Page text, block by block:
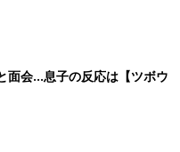
面会…息子の反応は【ツボウ